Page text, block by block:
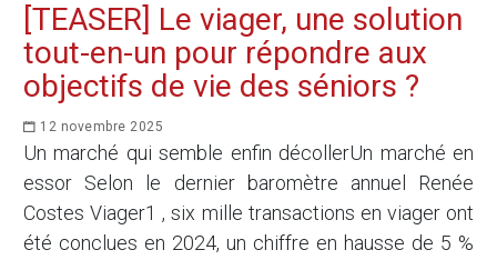
[TEASER] Le viager, une solution
tout-en-un pour répondre aux
objectifs de vie des séniors ?
12 novembre 2025
Un marché qui semble enfin décollerUn marché en
essor Selon le dernier baromètre annuel Renée
Costes Viager1 , six mille transactions en viager ont
été conclues en 2024, un chiffre en hausse de 5 %